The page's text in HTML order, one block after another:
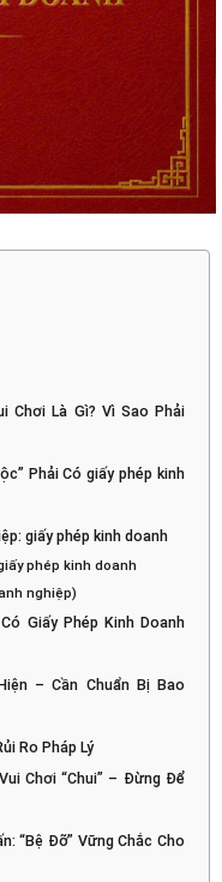
Chơi Là Gì? Vì Sao Phải
Phải Có giấy phép kinh
giấy phép kinh doanh
phép kinh doanh
nghiệp)
Giấy Phép Kinh Doanh
– Cần Chuẩn Bị Bao
Ro Pháp Lý
Chơi “Chui” – Đừng Để
“Bệ Đỡ” Vững Chắc Cho